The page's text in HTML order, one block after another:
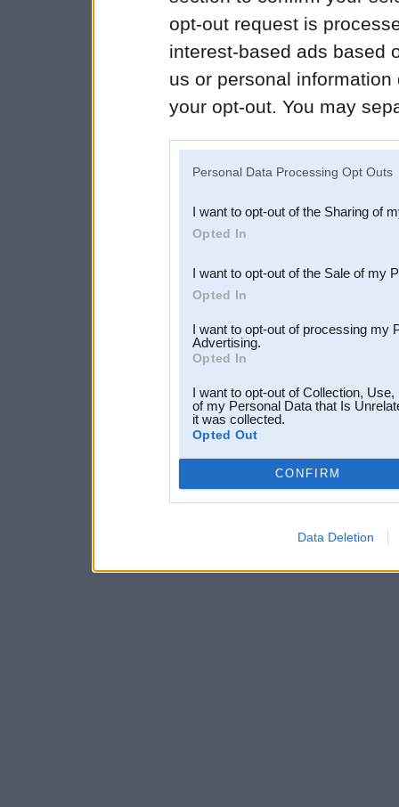
opt-out request is
interest-based ads based
us or personal
your opt-out. You may
Downstream Participants
third parties.
Personal Data Processing Opt Outs
I want to opt-out of the Sharing of
Opted In
I want to opt-out of the Sale of my
Opted In
I want to opt-out of processing my
Advertising.
Opted In
I want to opt-out of Collection,
of my Personal Data that Is
it was collected.
Opted Out
CONFIRM
Data Deletion